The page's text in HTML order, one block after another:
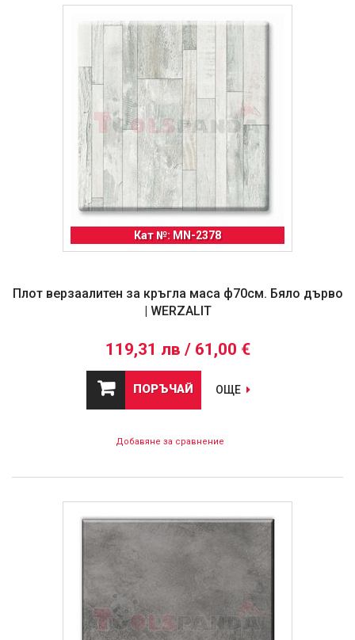
Кат №: MN-2378
Плот верзаалитен за кръгла маса ф70см. Бяло дърво
| WERZALIT
119,31 лв / 61,00 €
ПОРЪЧАЙ ОЩЕ
Добавяне за сравнение